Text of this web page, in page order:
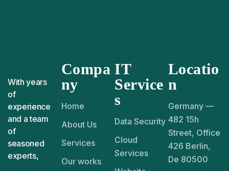
With years
of
experience
and a team
of
seasoned
experts,
Compa
ny
Home
About Us
Services
Our works
IT
Service
s
Data Security
Cloud
Services
Locatio
n
Germany —
482 15h
Street, Office
426 Berlin,
De 80500